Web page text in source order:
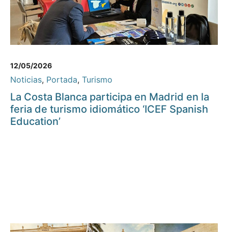
12/05/2026
Noticias, Portada, Turismo
La Costa Blanca participa en Madrid en la
feria de turismo idiomático ‘ICEF Spanish
Education’